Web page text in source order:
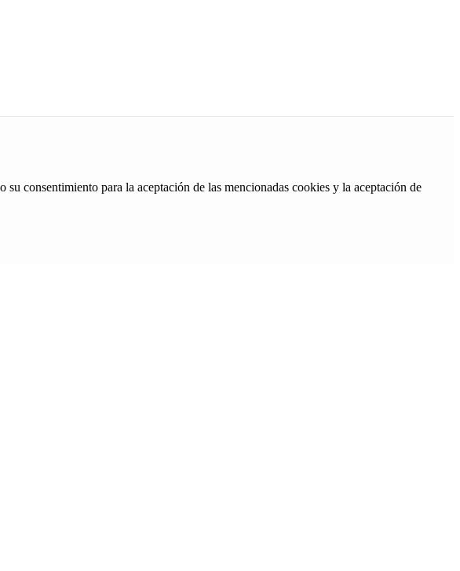
consentimiento para la aceptación de las mencionadas cookies y la aceptación de